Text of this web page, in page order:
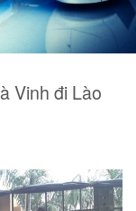
Vinh đi Lào